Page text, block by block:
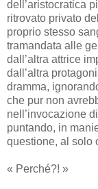
dell’aristocratica
ritrovato privato
proprio stesso
tramandata alle
dall’altra attrice
dall’altra
dramma,
che pur non
nell’invocazione
puntando, in
questione, al solo
« Perché?! »